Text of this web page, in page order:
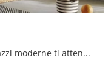
Le più esclusive camerette per ragazzi moderne ti attendono! Scopri il modello Y102 di Moretti Compact Camerette.